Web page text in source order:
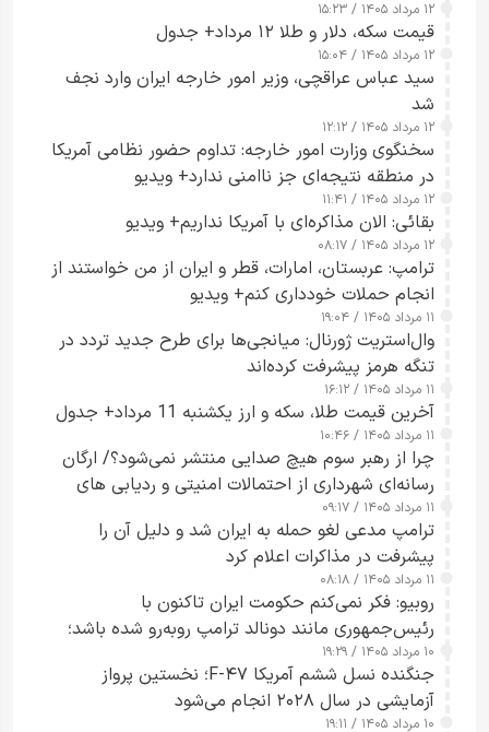
۱۲ مرداد ۱۴۰۵ / ۱۵:۲۳
قیمت سکه، دلار و طلا ۱۲ مرداد+ جدول
۱۲ مرداد ۱۴۰۵ / ۱۵:۰۴
سید عباس عراقچی، وزیر امور خارجه ایران وارد نجف
شد
۱۲ مرداد ۱۴۰۵ / ۱۲:۱۲
سخنگوی وزارت امور خارجه: تداوم حضور نظامی آمریکا
در منطقه نتیجه‌ای جز ناامنی ندارد+ ویدیو
۱۲ مرداد ۱۴۰۵ / ۱۱:۴۱
بقائی: الان مذاکره‌ای با آمریکا نداریم+ ویدیو
۱۲ مرداد ۱۴۰۵ / ۰۸:۱۷
ترامپ: عربستان، امارات، قطر و ایران از من خواستند از
انجام حملات خودداری کنم+ ویدیو
۱۱ مرداد ۱۴۰۵ / ۱۹:۰۴
وال‌استریت ژورنال: میانجی‌ها برای طرح جدید تردد در
تنگه هرمز پیشرفت کرده‌اند
۱۱ مرداد ۱۴۰۵ / ۱۶:۱۲
آخرین قیمت طلا، سکه و ارز یکشنبه 11 مرداد+ جدول
۱۱ مرداد ۱۴۰۵ / ۱۰:۴۶
چرا از رهبر سوم هیچ صدایی منتشر نمی‌شود؟/ ارگان
رسانه‌ای شهرداری از احتمالات امنیتی و ردیابی های
جاسوسی گفت
۱۱ مرداد ۱۴۰۵ / ۰۹:۱۷
ترامپ مدعی لغو حمله به ایران شد و دلیل آن را
پیشرفت در مذاکرات اعلام کرد
۱۱ مرداد ۱۴۰۵ / ۰۸:۱۸
روبیو: فکر نمی‌کنم حکومت ایران تاکنون با
رئیس‌جمهوری مانند دونالد ترامپ روبه‌رو شده باشد؛
کسی که واقعاً دست به اقدام می‌زند
۱۰ مرداد ۱۴۰۵ / ۱۹:۲۹
جنگنده نسل ششم آمریکا F-۴۷؛ نخستین پرواز
آزمایشی در سال ۲۰۲۸ انجام می‌شود
۱۰ مرداد ۱۴۰۵ / ۱۹:۱۱